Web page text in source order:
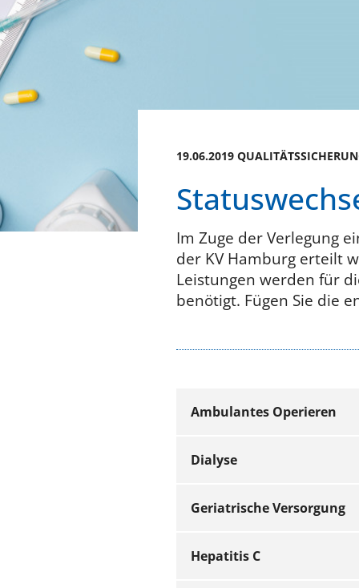
19.06.2019
Im Zuge der Verlegung
der KV Hamburg erteilt
Leistungen werden für
benötigt. Fügen Sie die
Ambulantes Operieren
Benötigte
Dialyse
Benötigte
Geriatrische Versorgung
Hepatitis C